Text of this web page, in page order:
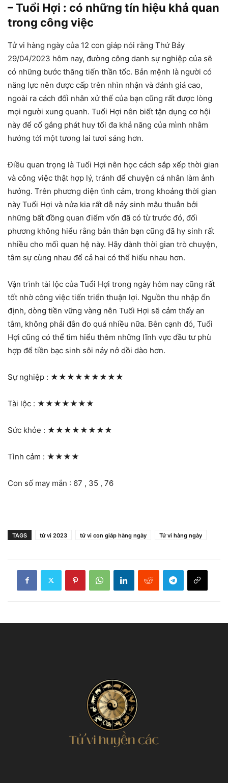
– Tuổi Hợi : có những tín hiệu khả quan
trong công việc
Tử vi hàng ngày của 12 con giáp nói rằng Thứ Bảy
29/04/2023 hôm nay, đường công danh sự nghiệp của sẽ
có những bước thăng tiến thần tốc. Bản mệnh là người có
năng lực nên được cấp trên nhìn nhận và đánh giá cao,
ngoài ra cách đối nhân xử thế của bạn cũng rất được lòng
mọi người xung quanh. Tuổi Hợi nên biết tận dụng cơ hội
này để cố gắng phát huy tối đa khả năng của mình nhằm
hướng tới một tương lai tươi sáng hơn.
Điều quan trọng là Tuổi Hợi nên học cách sắp xếp thời gian
và công việc thật hợp lý, tránh để chuyện cá nhân làm ảnh
hưởng. Trên phương diện tình cảm, trong khoảng thời gian
này Tuổi Hợi và nửa kia rất dễ nảy sinh mâu thuẫn bởi
những bất đồng quan điểm vốn đã có từ trước đó, đối
phương không hiểu rằng bản thân bạn cũng đã hy sinh rất
nhiều cho mối quan hệ này. Hãy dành thời gian trò chuyện,
tâm sự cùng nhau để cả hai có thể hiểu nhau hơn.
Vận trình tài lộc của Tuổi Hợi trong ngày hôm nay cũng rất
tốt nhờ công việc tiến triển thuận lợi. Nguồn thu nhập ổn
định, dòng tiền vững vàng nên Tuổi Hợi sẽ cảm thấy an
tâm, không phải đắn đo quá nhiều nữa. Bên cạnh đó, Tuổi
Hợi cũng có thể tìm hiểu thêm những lĩnh vực đầu tư phù
hợp để tiền bạc sinh sôi nảy nở dồi dào hơn.
Sự nghiệp : ★★★★★★★★★
Tài lộc : ★★★★★★★
Sức khỏe : ★★★★★★★★
Tình cảm : ★★★★
Con số may mắn : 67 , 35 , 76
TAGS tử vi 2023 tử vi con giáp hàng ngày Tử vi hàng ngày